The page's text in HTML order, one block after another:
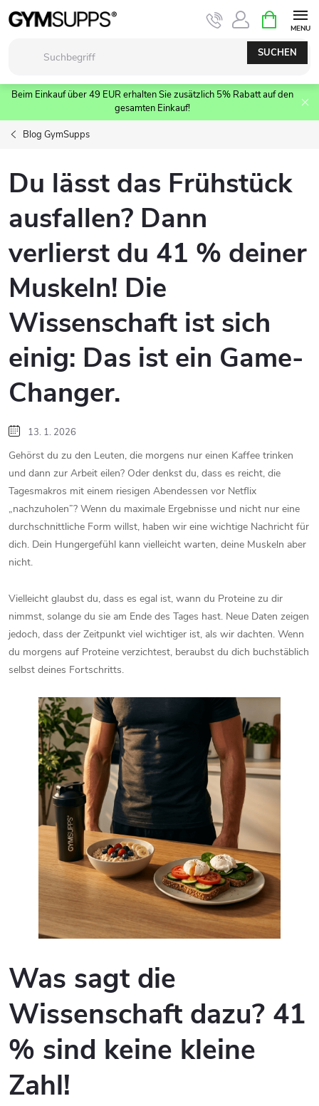
Zum
Inhalt
SUCHEN
Beim Einkauf über 49 EUR erhalten Sie zusätzlich 5% Rabatt auf den
gesamten Einkauf!
Blog GymSupps
Du lässt das Frühstück
ausfallen? Dann
verlierst du 41 % deiner
Muskeln! Die
Wissenschaft ist sich
einig: Das ist ein Game-
Changer.
13. 1. 2026
Gehörst du zu den Leuten, die morgens nur einen Kaffee trinken
und dann zur Arbeit eilen? Oder denkst du, dass es reicht, die
Tagesmakros mit einem riesigen Abendessen vor Netflix
„nachzuholen”? Wenn du maximale Ergebnisse und nicht nur eine
durchschnittliche Form willst, haben wir eine wichtige Nachricht für
dich. Dein Hungergefühl kann vielleicht warten, deine Muskeln aber
nicht.
Vielleicht glaubst du, dass es egal ist, wann du Proteine zu dir
nimmst, solange du sie am Ende des Tages hast. Neue Daten zeigen
jedoch, dass der Zeitpunkt viel wichtiger ist, als wir dachten. Wenn
du morgens auf Proteine verzichtest, beraubst du dich buchstäblich
selbst deines Fortschritts.
Was sagt die
Wissenschaft dazu? 41
% sind keine kleine
Zahl!